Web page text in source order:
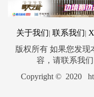
关于我们 联系我们
版权所有 如果您发现
容，请联系我
Copyright © 2020